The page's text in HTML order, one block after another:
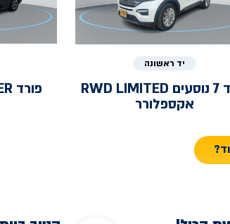
יד ראשונה
7 נוסעים RWD LIMITED
אקספלורר
פורד